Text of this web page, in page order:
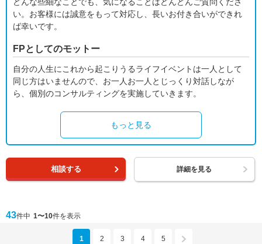
い。お客様には誠意をもって対応し、長いお付き合いができれ
ば幸いです。
FPとしてのモットー
自分の人生にこれから起こりうるライフイベントは一人として
同じ方はいませんので、お一人お一人とじっくり対話しなが
ら、個別のコンサルティングを実施していきます。
もっと見る
相談する 詳細を見る
43件中 1〜10件を表示
1 2 3 4 5